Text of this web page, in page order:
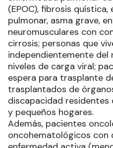
(EPOC), fibrosis
pulmonar, asma grave,
neuromusculares con
cirrosis; personas que
independientemente del
niveles de carga viral;
espera para trasplante
trasplantados de
discapacidad residentes
y pequeños hogares.
Además, pacientes
oncohematológicos con